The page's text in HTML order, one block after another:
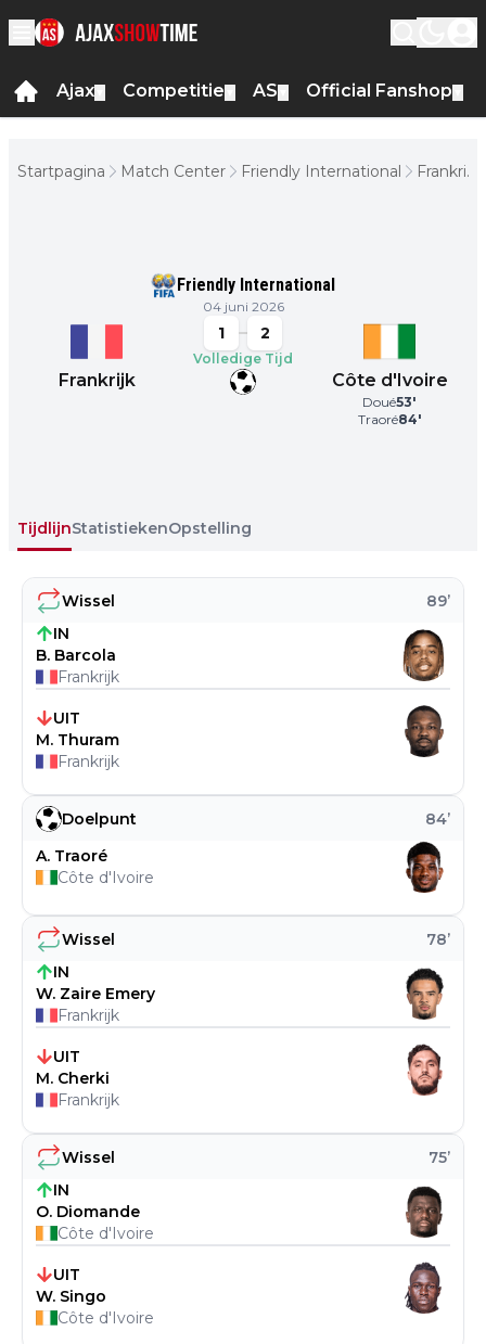
Ajax Competitie AS Official Fanshop
Startpagina Match Center Friendly International
Frankrijk
Friendly International
04 juni 2026
Frankrijk
1 2
Volledige Tijd
Côte d'Ivoire
Doué53'
Traoré84'
TijdlijnStatistiekenOpstelling
Wissel 75’
IN
O. Diomande
Côte d'Ivoire
UIT
W. Singo
Côte d'Ivoire
Wissel 78’
IN
W. Zaire Emery
Frankrijk
UIT
M. Cherki
Frankrijk
Doelpunt 84’
A. Traoré
Côte d'Ivoire
Wissel 89’
IN
B. Barcola
Frankrijk
UIT
M. Thuram
Frankrijk